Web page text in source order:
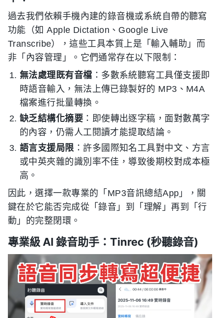
過去我們依賴手機內建的錄音機或系統自帶的聽寫
功能（如 Apple Dictation、Google Live
Transcribe），這些工具本質上是「輸入輔助」而
非「內容管理」。它們通常存在以下限制：
無法處理既有音檔 ：多數系統聽寫工具僅支援即
時語音輸入，無法上傳已錄製好的 MP3、M4A
檔案進行批量轉換。
缺乏結構化摘要 ：即使轉出逐字稿，面對數萬字
的內容，仍需人工閱讀才能提取結論。
語言支援局限 ：許多國際知名工具對中文、方言
或中英夾雜的識別率不佳，導致後期校對成本極
高。
因此，選擇一款專業的「MP3音訊總結App」，關
鍵在於它能否完成從「錄音」到「理解」再到「行
動」的完整閉環。
專業級 AI 錄音助手：Tinrec (秒聽錄音)